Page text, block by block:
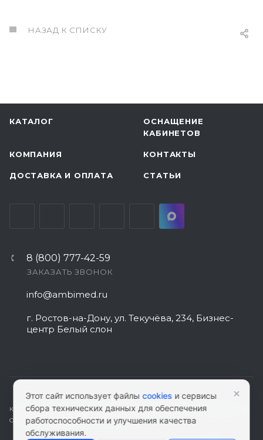
НАЗАД К СПИСКУ
КАТАЛОГ
ОСНАЩЕНИЕ
КАБИНЕТОВ
КОМПАНИЯ КОНТАКТЫ
ДОСТАВКА И ОПЛАТА СТАТЬИ
8 (800) 777-42-59
ЗАКАЗАТЬ ЗВОНОК
info@ambimed.ru
г. Ростов-на-Дону, ул. Текучёва, 234, Бизнес-
центр Белый слон
КАРТА САЙТА|ПОЛИТИКА КОНФИДЕНЦИАЛЬНОСТИ|СОГЛАСИЕ НА
ОБРАБОТКУ ПЕРСОНАЛЬНЫХ ДАННЫХ
Этот сайт использует файлыcookies и сервисы
сбора технических данных для обеспечения
работоспособности и улучшения качества
обслуживания.
×